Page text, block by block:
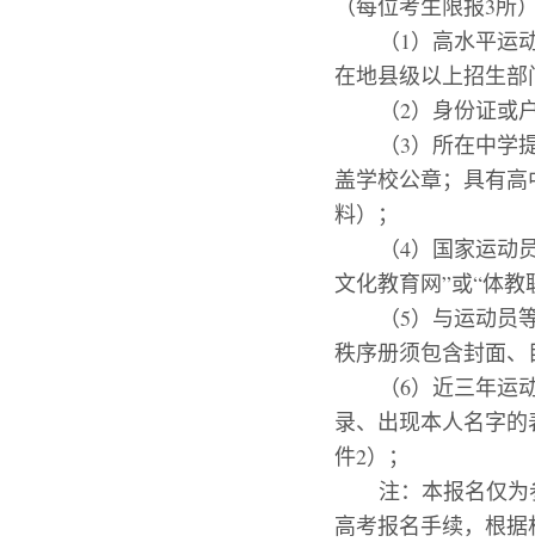
（每位考生限报3所
（1）高水平运
在地县级以上招生
（2）身份证或
（3） 所在中学
盖学校公章；具有
料）；
（4） 国家运动
文化教育网”或“体教
（5） 与运动员
秩序册须包含封面
（6） 近三年运
录、出现本人名字
件2）
；
注：本报名仅
高考报名手续，根